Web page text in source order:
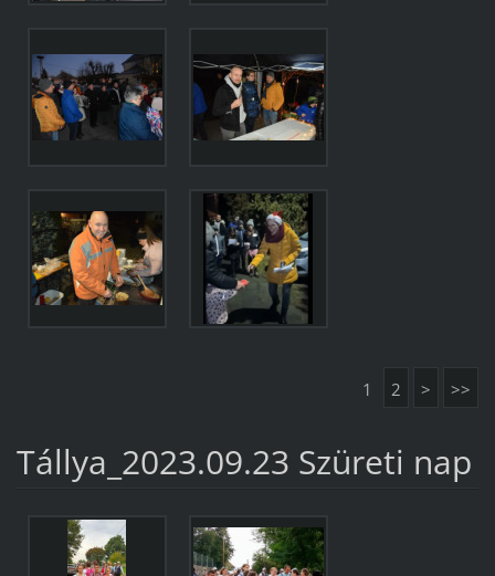
1 2 > >>
Tállya_2023.09.23 Szüreti nap